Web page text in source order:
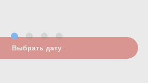
Выбрать дату